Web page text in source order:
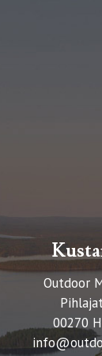
Outdoor
00270